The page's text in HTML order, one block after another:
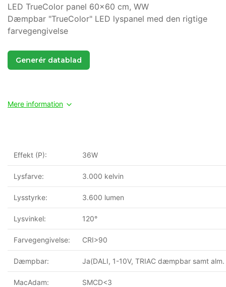
LED TrueColor panel 60x60 cm, WW
Dæmpbar "TrueColor" LED lyspanel med den rigtige
farvegengivelse
Generér datablad
Mere information
Effekt (P): 36W
Lysfarve: 3.000 kelvin
Lysstyrke: 3.600 lumen
Lysvinkel: 120°
Farvegengivelse: CRI>90
Dæmpbar: Ja(DALI, 1-10V, TRIAC dæmpbar samt
MacAdam: SMCD<3